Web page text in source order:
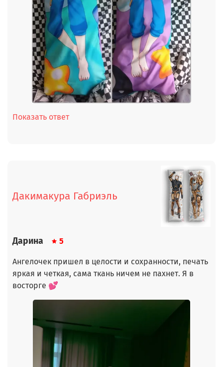
Показать ответ
Дакимакура Габриэль
Дарина 5
Ангелочек пришел в целости и сохранности, печать
яркая и четкая, сама ткань ничем не пахнет. Я в
восторге 💕